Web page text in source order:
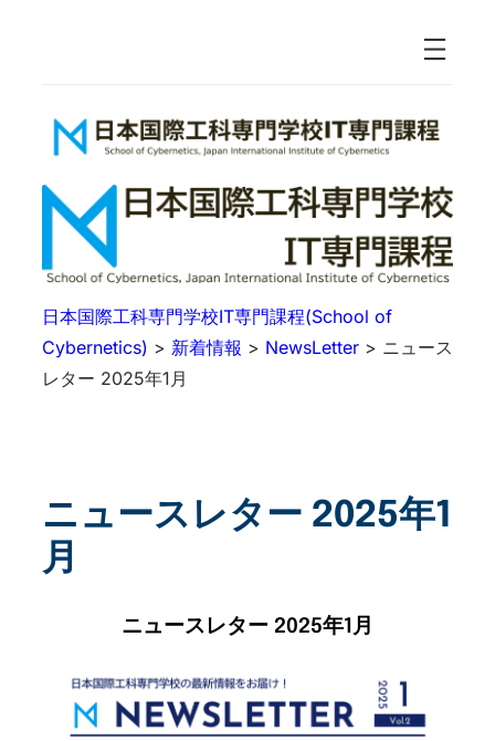
日本国際工科専門学校IT専門課程(School of
Cybernetics) > 新着情報 > NewsLetter > ニュース
レター 2025年1月
ニュースレター 2025年1
月
ニュースレター 2025年1月